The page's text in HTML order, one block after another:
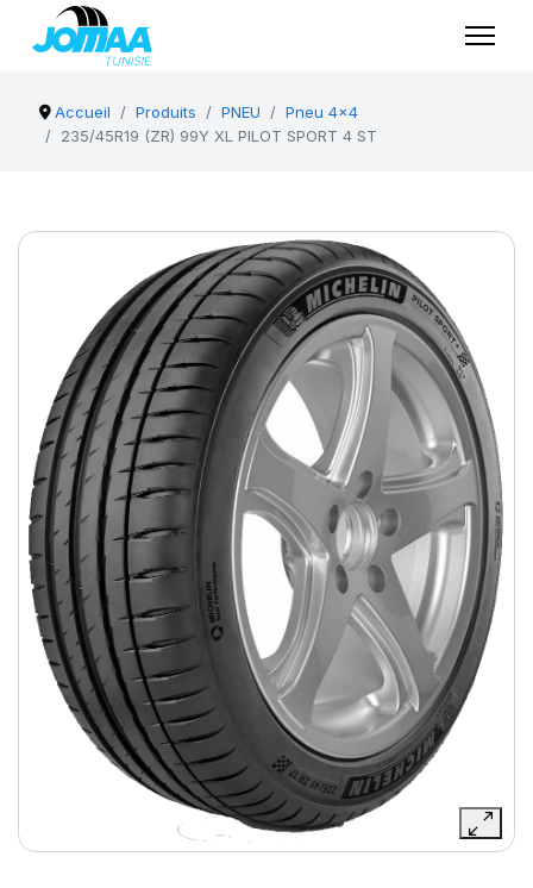
Accueil Produits PNEU
Pneu 4x4
235/45R19 (ZR) 99Y XL PILOT SPORT 4 ST